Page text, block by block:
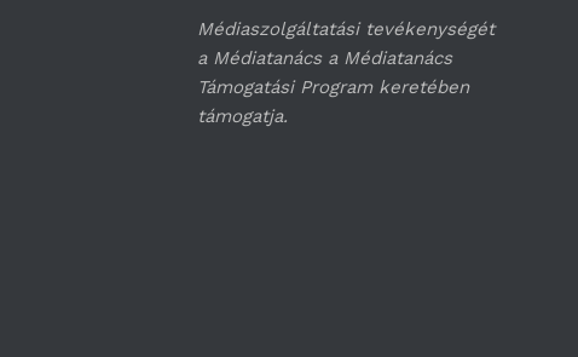
Médiaszolgáltatási tevékenységét
a Médiatanács a Médiatanács
Támogatási Program keretében
támogatja.